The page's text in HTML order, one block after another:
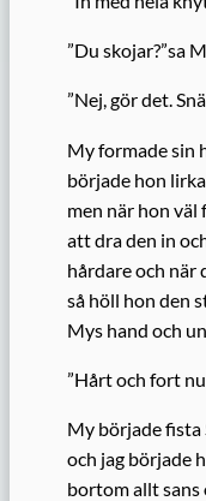
”Du skojar?”sa
”Nej, gör det.
My formade sin
började hon
men när hon väl
att dra den in
hårdare och när
så höll hon den
Mys hand och
”Hårt och fort
My började
och jag började
bortom allt sans